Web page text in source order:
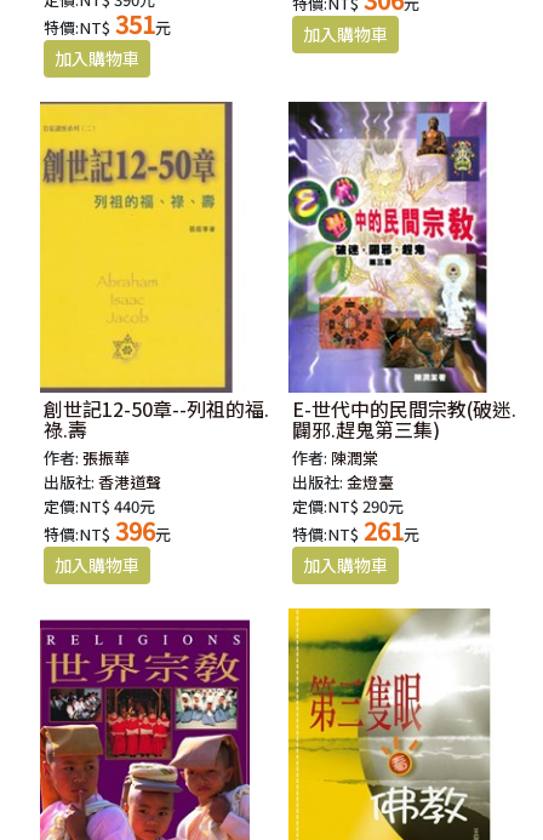
特價:NT$ 351元
創世記12-50章--列祖的福.
祿.壽
作者:張振華
出版社:香港道聲
定價:NT$ 440元
特價:NT$ 396元
E-世代中的民間宗教(破迷.
闢邪.趕鬼第三集)
作者: 陳潤棠
出版社:金燈臺
定價:NT$ 290元
特價:NT$ 261元